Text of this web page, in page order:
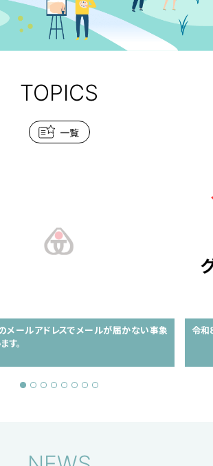
TOPICS
一覧
のメールアドレスでメールが届かない事象
す。
令和